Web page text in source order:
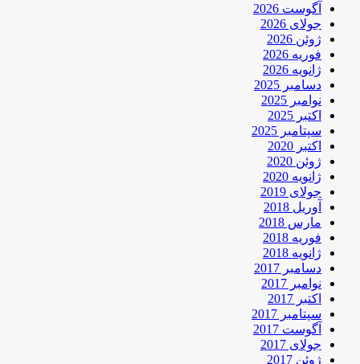
آگوست 2026
جولای 2026
ژوئن 2026
فوریه 2026
ژانویه 2026
دسامبر 2025
نوامبر 2025
اکتبر 2025
سپتامبر 2025
اکتبر 2020
ژوئن 2020
ژانویه 2020
جولای 2019
آوریل 2018
مارس 2018
فوریه 2018
ژانویه 2018
دسامبر 2017
نوامبر 2017
اکتبر 2017
سپتامبر 2017
آگوست 2017
جولای 2017
ژوئن 2017